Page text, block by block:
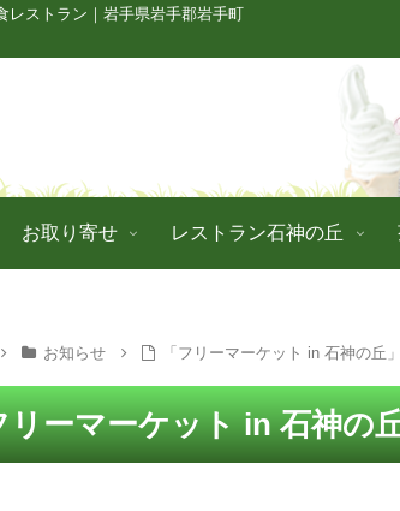
レストラン｜岩手県岩手郡岩手町
お取り寄せ レストラン石神の丘
お知らせ 「フリーマーケット in 石神の丘
リーマーケット in 石神の